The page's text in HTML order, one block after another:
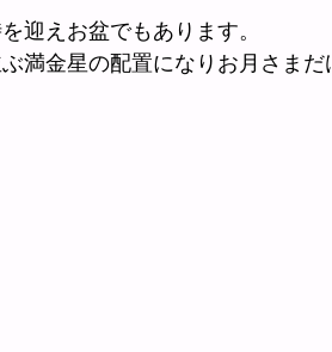
迎えお盆でもあります。
満金星の配置になりお月さまだ